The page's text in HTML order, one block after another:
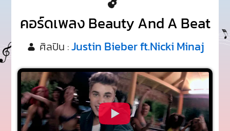
คอร์ดเพลง Beauty And A Beat
ศิลปิน :Justin Bieber ft.Nicki Minaj